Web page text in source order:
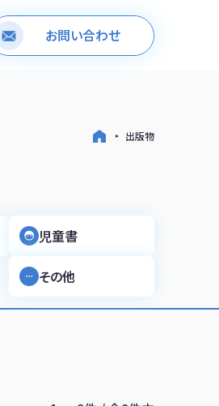
お問い合わせ
出版物
児童書
その他